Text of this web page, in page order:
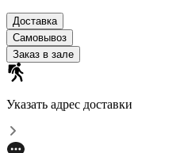
Доставка
Самовывоз
Заказ в зале
Указать адрес доставки